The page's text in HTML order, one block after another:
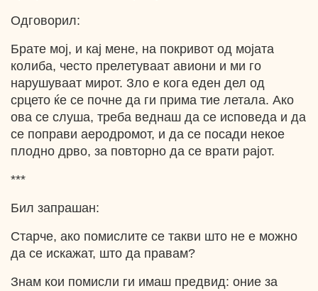
Одговорил:
Брате мој, и кај мене, на покривот од мојата
колиба, често прелетуваат авиони и ми го
нарушуваат мирот. Зло е кога еден дел од
срцето ќе се почне да ги прима тие летала. Ако
ова се слуша, треба веднаш да се исповеда и да
се поправи аеродромот, и да се посади некое
плодно дрво, за повторно да се врати рајот.
***
Бил запрашан:
Старче, ако помислите се такви што не е можно
да се искажат, што да правам?
Знам кои помисли ги имаш предвид: оние за